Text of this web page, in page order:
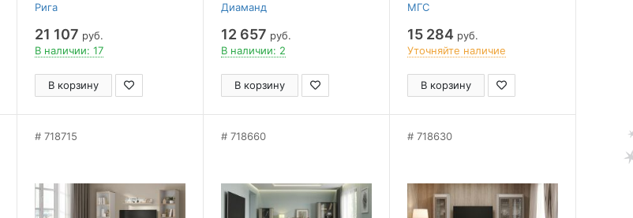
Рига
21 107 руб.
В наличии: 17
В корзину
Диаманд
12 657 руб.
В наличии: 2
В корзину
МГС
15 284 руб.
Уточняйте наличие
В корзину
718715 718660 718630